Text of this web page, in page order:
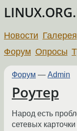
Новости Галерея
Форум Опросы
Форум — Admin
Роутер
Народ есть
сетевых